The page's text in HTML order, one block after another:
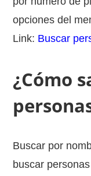
opciones del
Link: Buscar
¿Cómo
Buscar por
buscar